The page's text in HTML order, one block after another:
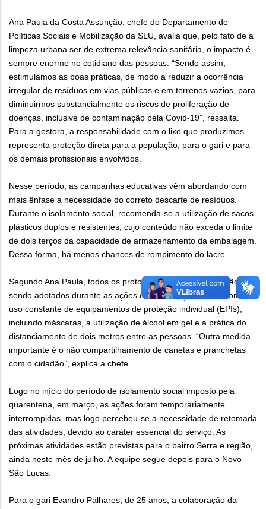
Ana Paula da Costa Assunção, chefe do Departamento de
Políticas Sociais e Mobilização da SLU, avalia que, pelo fato de a
limpeza urbana ser de extrema relevância sanitária, o impacto é
sempre enorme no cotidiano das pessoas. “Sendo assim,
estimulamos as boas práticas, de modo a reduzir a ocorrência
irregular de resíduos em vias públicas e em terrenos vazios, para
diminuirmos substancialmente os riscos de proliferação de
doenças, inclusive de contaminação pela Covid-19”, ressalta.
Para a gestora, a responsabilidade com o lixo que produzimos
representa proteção direta para a população, para o gari e para
os demais profissionais envolvidos.
Nesse período, as campanhas educativas vêm abordando com
mais ênfase a necessidade do correto descarte de resíduos.
Durante o isolamento social, recomenda-se a utilização de sacos
plásticos duplos e resistentes, cujo conteúdo não exceda o limite
de dois terços da capacidade de armazenamento da embalagem.
Dessa forma, há menos chances de rompimento do lacre.
Segundo Ana Paula, todos os protocolos de segurança estão
sendo adotados durante as ações de mobilização social, como o
uso constante de equipamentos de proteção individual (EPIs),
incluindo máscaras, a utilização de álcool em gel e a prática do
distanciamento de dois metros entre as pessoas. “Outra medida
importante é o não compartilhamento de canetas e pranchetas
com o cidadão”, explica a chefe.
Logo no início do período de isolamento social imposto pela
quarentena, em março, as ações foram temporariamente
interrompidas, mas logo percebeu-se a necessidade de retomada
das atividades, devido ao caráter essencial do serviço. As
próximas atividades estão previstas para o bairro Serra e região,
ainda neste mês de julho. A equipe segue depois para o Novo
São Lucas.
Para o gari Evandro Palhares, de 25 anos, a colaboração da